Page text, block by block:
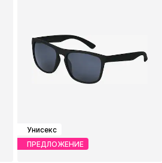
Унисекс
ПРЕДЛОЖЕНИЕ